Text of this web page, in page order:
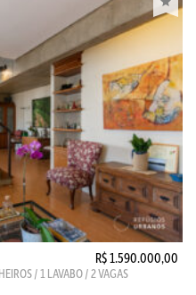
R$ 1.590.000,00
/ 1 LAVABO / 2 VAGAS